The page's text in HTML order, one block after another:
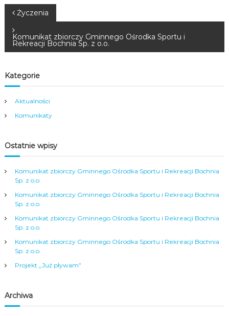
N
a
i
g
c
j
a
w
p
i
s
Życzenia
Komunikat zbiorczy Gminnego Ośrodka Sportu i
Rekreacji Bochnia Sp. z o.o.
Kategorie
Aktualności
Komunikaty
Ostatnie wpisy
Komunikat zbiorczy Gminnego Ośrodka Sportu i Rekreacji Bochnia
Sp. z o.o.
Komunikat zbiorczy Gminnego Ośrodka Sportu i Rekreacji Bochnia
Sp. z o.o.
Komunikat zbiorczy Gminnego Ośrodka Sportu i Rekreacji Bochnia
Sp. z o.o.
Komunikat zbiorczy Gminnego Ośrodka Sportu i Rekreacji Bochnia
Sp. z o.o.
Projekt „Już pływam”
Archiwa